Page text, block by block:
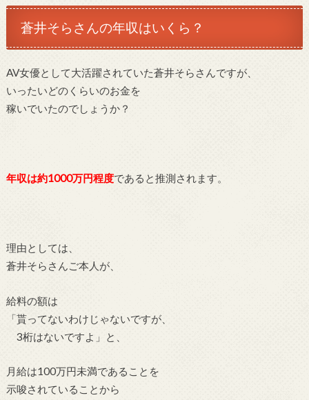
蒼井そらさんの年収はいくら？
AV女優として大活躍されていた蒼井そらさんですが、
いったいどのくらいのお金を
稼いでいたのでしょうか？
年収は約1000万円程度であると推測されます。
理由としては、
蒼井そらさんご本人が、
給料の額は
「貰ってないわけじゃないですが、
3桁はないですよ」と、
月給は100万円未満であることを
示唆されていることから